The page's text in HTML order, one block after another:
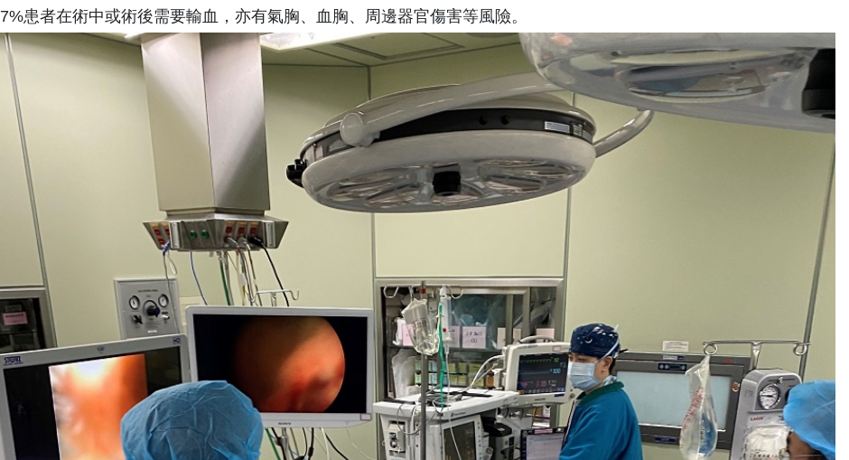
7%患者在術中或術後需要輸血，亦有氣胸、血胸、周邊器官傷害等風險。